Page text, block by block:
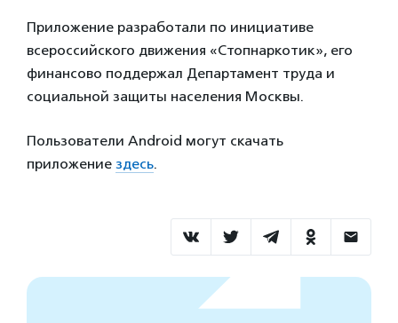
Приложение разработали по инициативе
всероссийского движения «Стопнаркотик», его
финансово поддержал Департамент труда и
социальной защиты населения Москвы.
Пользователи Android могут скачать
приложение здесь.